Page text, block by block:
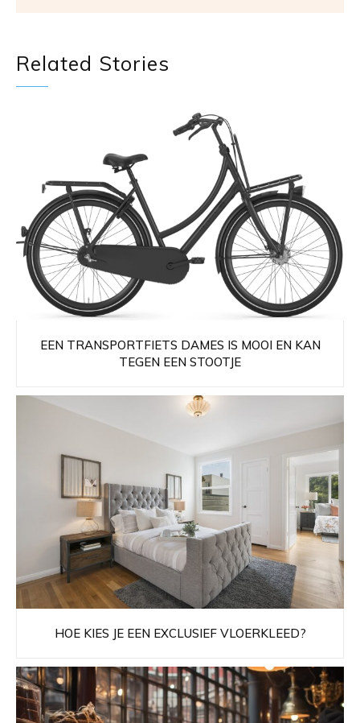
Related Stories
EEN TRANSPORTFIETS DAMES IS MOOI EN KAN
TEGEN EEN STOOTJE
HOE KIES JE EEN EXCLUSIEF VLOERKLEED?